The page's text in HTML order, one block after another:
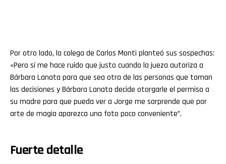
Por otro lado, la colega de Carlos Monti planteó sus sospechas:
«Pero sí me hace ruido que justo cuando la jueza autoriza a
Bárbara Lanata para que sea otra de las personas que toman
las decisiones y Bárbara Lanata decide otorgarle el permiso a
su madre para que pueda ver a Jorge me sorprende que por
arte de magia aparezca una foto poco conveniente”.
Fuerte detalle